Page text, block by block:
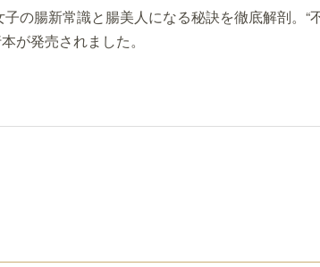
の腸新常識と腸美人になる秘訣を徹底解剖。“
が発売されました。